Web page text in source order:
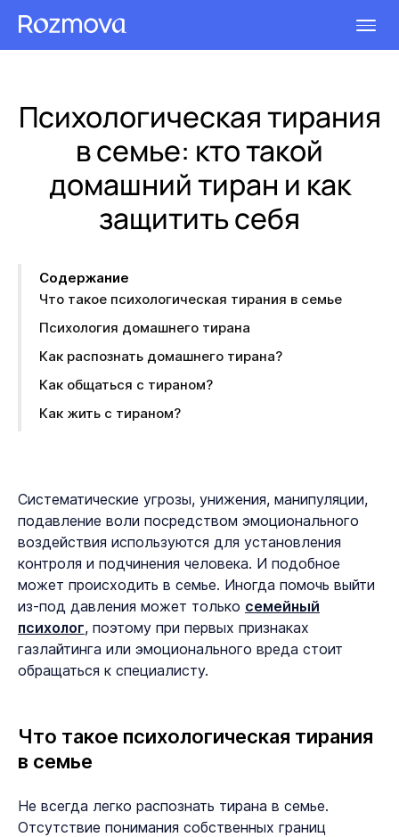
Психологическая тирания
в семье: кто такой
домашний тиран и как
защитить себя
Содержание
Что такое психологическая тирания в семье
Психология домашнего тирана
Как распознать домашнего тирана?
Как общаться с тираном?
Как жить с тираном?
Систематические угрозы, унижения, манипуляции,
подавление воли посредством эмоционального
воздействия используются для установления
контроля и подчинения человека. И подобное
может происходить в семье. Иногда помочь выйти
из-под давления может только семейный
психолог, поэтому при первых признаках
газлайтинга или эмоционального вреда стоит
обращаться к специалисту.
Что такое психологическая тирания
в семье
Не всегда легко распознать тирана в семье.
Отсутствие понимания собственных границ